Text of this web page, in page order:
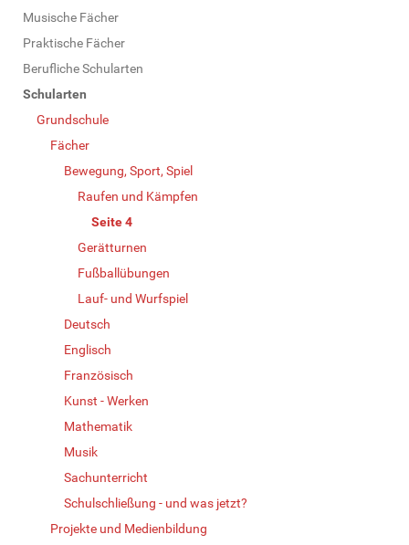
Musische Fächer
Praktische Fächer
Berufliche Schularten
Schularten
Grundschule
Fächer
Bewegung, Sport, Spiel
Raufen und Kämpfen
Seite 4
Gerätturnen
Fußballübungen
Lauf- und Wurfspiel
Deutsch
Englisch
Französisch
Kunst - Werken
Mathematik
Musik
Sachunterricht
Schulschließung - und was jetzt?
Projekte und Medienbildung